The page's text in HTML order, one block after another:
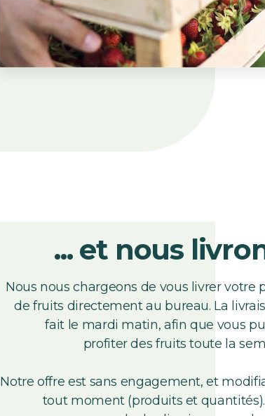
... et nous
Nous nous chargeons de vous livrer votre
de fruits directement au bureau. La
fait le mardi matin, afin que vous
profiter des fruits toute la
Notre offre est sans engagement, et
tout moment (produits et